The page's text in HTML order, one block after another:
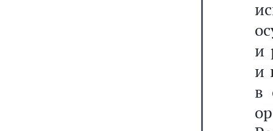
и
и
в